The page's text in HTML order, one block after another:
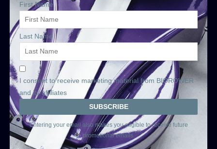
First Name
Last Name
I consent to receive marketing material from BIOROWER
and its affiliates
Entering your email also makes you eligible to receive future
promotional emails.